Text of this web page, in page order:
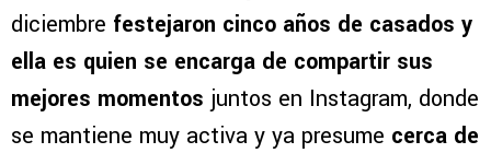
diciembre festejaron cinco años de casados y
ella es quien se encarga de compartir sus
mejores momentos juntos en Instagram, donde
se mantiene muy activa y ya presume cerca de